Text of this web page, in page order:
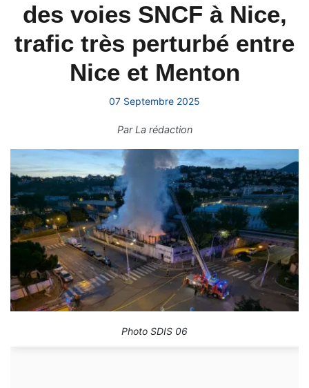
des voies SNCF à Nice,
trafic très perturbé entre
Nice et Menton
07 Septembre 2025
ParLa rédaction
Photo SDIS 06